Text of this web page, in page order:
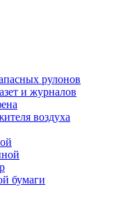
рулонов
и журналов
воздуха
бумаги